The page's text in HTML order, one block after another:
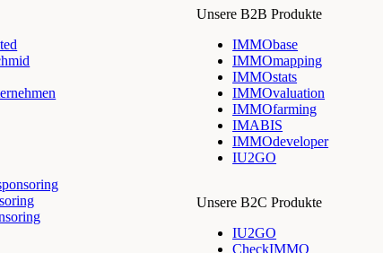
Unsere B2B Produkte
IMMObase
IMMOmapping
IMMOstats
IMMOvaluation
IMMOfarming
IMABIS
IMMOdeveloper
IU2GO
Unsere B2C Produkte
IU2GO
CheckIMMO